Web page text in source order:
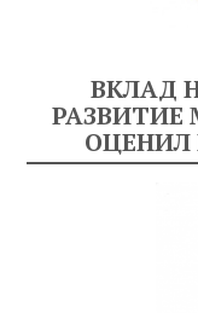
ВКЛАД
РАЗВИТИЕ
ОЦЕНИЛ